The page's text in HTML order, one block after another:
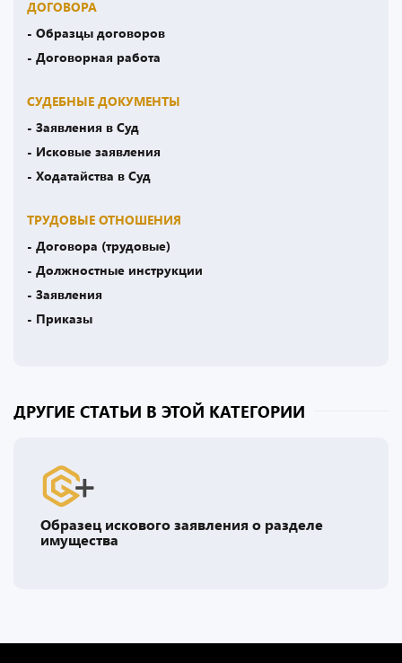
ДОГОВОРА
- Образцы договоров
- Договорная работа
СУДЕБНЫЕ ДОКУМЕНТЫ
- Заявления в Суд
- Исковые заявления
- Ходатайства в Суд
ТРУДОВЫЕ ОТНОШЕНИЯ
- Договора (трудовые)
- Должностные инструкции
- Заявления
- Приказы
ДРУГИЕ СТАТЬИ В ЭТОЙ КАТЕГОРИИ
Образец искового заявления о разделе
имущества